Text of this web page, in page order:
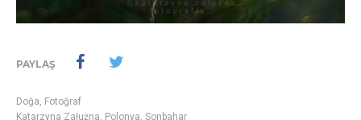
PAYLAŞ
Doğa, Fotoğraf
Katarzyna Załużna, Polonya, Sonbahar